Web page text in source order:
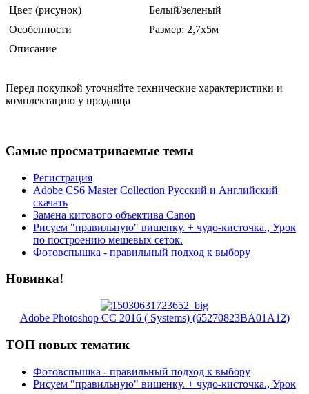
Цвет (рисунок)
Белый/зеленый
Особенности
Размер: 2,7х5м
Описание
Перед покупкой уточняйте технические характеристики и
комплектацию у продавца
Самые просматриваемые темы
Регистрация
Adobe CS6 Master Collection Русский и Английский
скачать
Замена китового объектива Canon
Рисуем "правильную" вишенку. + чудо-кисточка., Урок
по построению мешевых сеток.
Фотовспышка - правильный подход к выбору
Новинка!
Adobe Photoshop CC 2016 ( Systems) (65270823BA01A12)
ТОП новых тематик
Фотовспышка - правильный подход к выбору
Рисуем "правильную" вишенку. + чудо-кисточка., Урок